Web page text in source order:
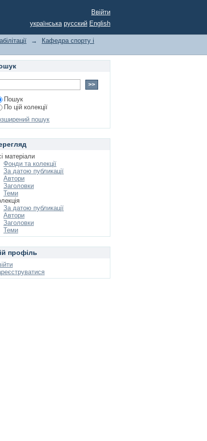
of the specialty
Ввійти
українська русский English
→
Кафедра спорту і
Пошук
По цій колекції
пошук
матеріали
Фонди та колекції
За датою публикації
Автори
Заголовки
Теми
За датою публикації
Автори
Заголовки
Теми
профіль